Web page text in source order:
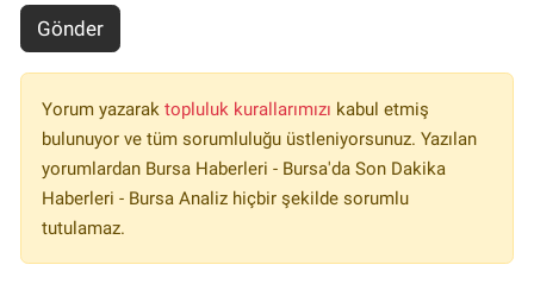
Gönder
Yorum yazarak topluluk kurallarımızı kabul etmiş
bulunuyor ve tüm sorumluluğu üstleniyorsunuz. Yazılan
yorumlardan Bursa Haberleri - Bursa'da Son Dakika
Haberleri - Bursa Analiz hiçbir şekilde sorumlu
tutulamaz.